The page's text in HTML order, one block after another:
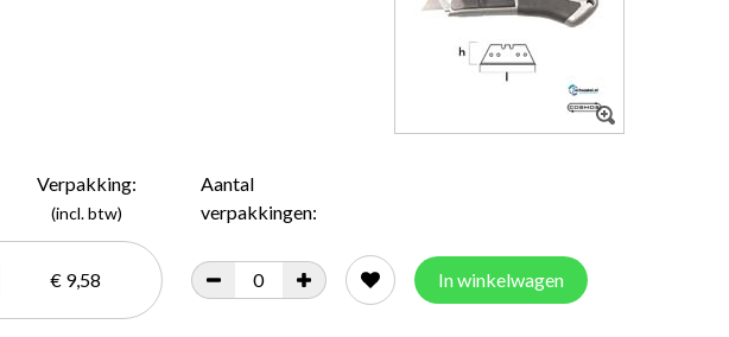
Verpakking:
(incl. btw)
Aantal
verpakkingen:
€ 9,58 In winkelwagen